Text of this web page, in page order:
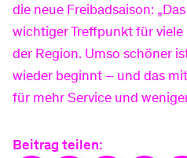
Rechnungserklärer
Baustellen
die neue Freibadsaison:
wichtiger Treffpunkt für
der Region. Umso schöner
wieder beginnt – und das
für mehr Service und
Beitrag teilen: